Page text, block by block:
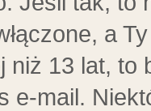
a
niż 13 lat, to
e-mail.